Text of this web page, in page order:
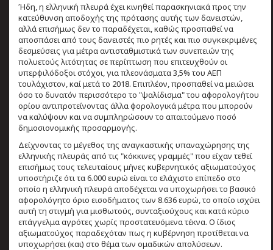
Ήδη, η ελληνική πλευρά έχει κινηθεί παρασκηνιακά προς την
κατεύθυνση αποδοχής της πρότασης αυτής των δανειστών,
αλλά επισήμως δεν το παραδέχεται, καθώς προσπαθεί να
αποσπάσει από τους δανειστές πιο ρητές και πιο συγκεκριμένες
δεσμεύσεις για μέτρα αντισταθμιστικά των συνεπειών της
πολυετούς λιτότητας σε περίπτωση που επιτευχθούν οι
υπερφιλόδοξοι στόχοι, για πλεονάσματα 3,5% του ΑΕΠ
τουλάχιστον, καί μετά το 2018. Επιπλέον, προσπαθεί να μειώσει
όσο το δυνατόν περισσότερο το "ψαλίδισμα" του αφορολογήτου
ορίου αντιπροτείνοντας άλλα φορολογικά μέτρα που μπορούν
να καλύψουν και να συμπληρώσουν το απαιτούμενο ποσό
δημοσιονομικής προσαρμογής.
Δείχνοντας το μέγεθος της αναγκαστικής υπαναχώρησης της
ελληνικής πλευράς από τις "κόκκινες γραμμές" που είχαν τεθεί
επισήμως τους τελευταίους μήνες κυβερνητικός αξιωματούχος
υποστήριζε ότι τα 6.000 ευρώ είναι το ελάχιστο επίπεδο στο
οποίο η ελληνική πλευρά αποδέχεται να υποχωρήσει το βασικό
αφορολόγητο όριο εισοδήματος των 8.636 ευρώ, το οποίο ισχύει
αυτή τη στιγμή για μισθωτούς, συνταξιούχους και κατά κύριο
επάγγελμα αγρότες χωρίς προστατευόμενα τέκνα. Ο ίδιος
αξιωματούχος παραδεχόταν πως η κυβέρνηση προτίθεται να
υποχωρήσει (και) στο θέμα των ομαδικών απολύσεων.